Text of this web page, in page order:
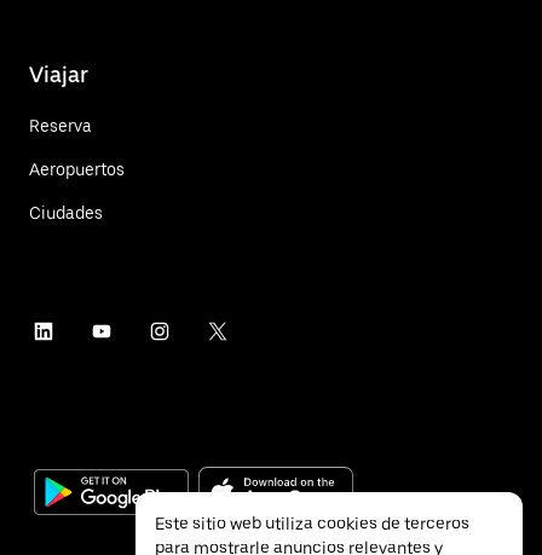
Viajar
Reserva
Aeropuertos
Ciudades
Este sitio web utiliza cookies de terceros
para mostrarle anuncios relevantes y